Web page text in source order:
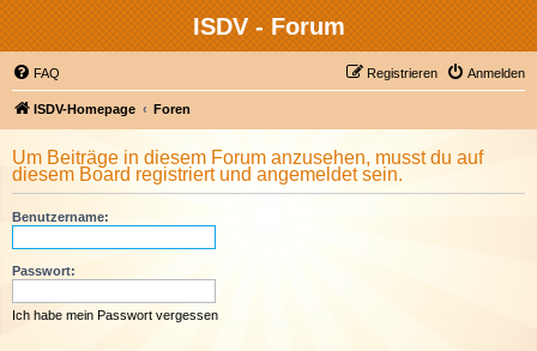
ISDV - Forum
FAQ Anmelden
Registrieren
ISDV-Homepage Foren
Um Beiträge in diesem Forum anzusehen, musst du auf
diesem Board registriert und angemeldet sein.
Benutzername:
Passwort:
Ich habe mein Passwort vergessen